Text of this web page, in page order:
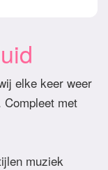
elke keer weer
Compleet met
muziek